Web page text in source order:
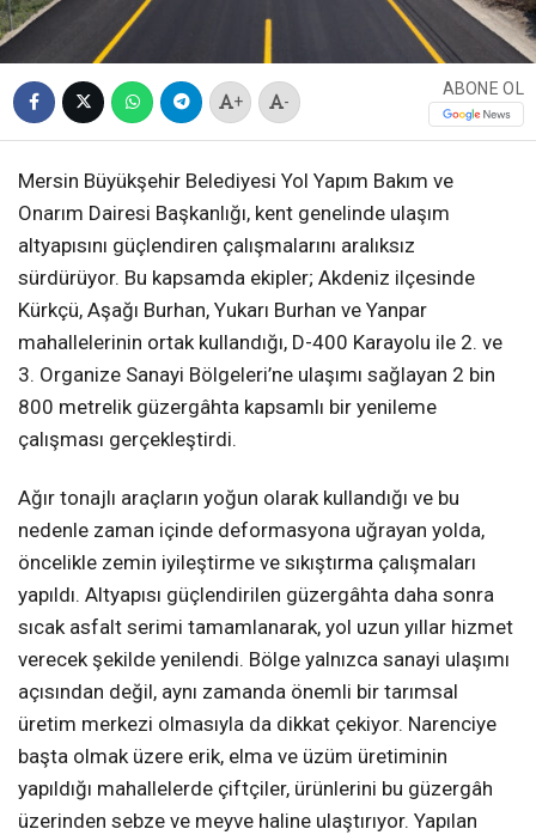
+ -
ABONE OL
Mersin Büyükşehir Belediyesi Yol Yapım Bakım ve
Onarım Dairesi Başkanlığı, kent genelinde ulaşım
altyapısını güçlendiren çalışmalarını aralıksız
sürdürüyor. Bu kapsamda ekipler; Akdeniz ilçesinde
Kürkçü, Aşağı Burhan, Yukarı Burhan ve Yanpar
mahallelerinin ortak kullandığı, D-400 Karayolu ile 2. ve
3. Organize Sanayi Bölgeleri’ne ulaşımı sağlayan 2 bin
800 metrelik güzergâhta kapsamlı bir yenileme
çalışması gerçekleştirdi.
Ağır tonajlı araçların yoğun olarak kullandığı ve bu
nedenle zaman içinde deformasyona uğrayan yolda,
öncelikle zemin iyileştirme ve sıkıştırma çalışmaları
yapıldı. Altyapısı güçlendirilen güzergâhta daha sonra
sıcak asfalt serimi tamamlanarak, yol uzun yıllar hizmet
verecek şekilde yenilendi. Bölge yalnızca sanayi ulaşımı
açısından değil, aynı zamanda önemli bir tarımsal
üretim merkezi olmasıyla da dikkat çekiyor. Narenciye
başta olmak üzere erik, elma ve üzüm üretiminin
yapıldığı mahallelerde çiftçiler, ürünlerini bu güzergâh
üzerinden sebze ve meyve haline ulaştırıyor. Yapılan